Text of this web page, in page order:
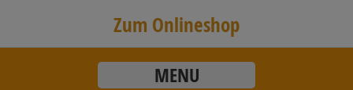
Zum Onlineshop
MENU